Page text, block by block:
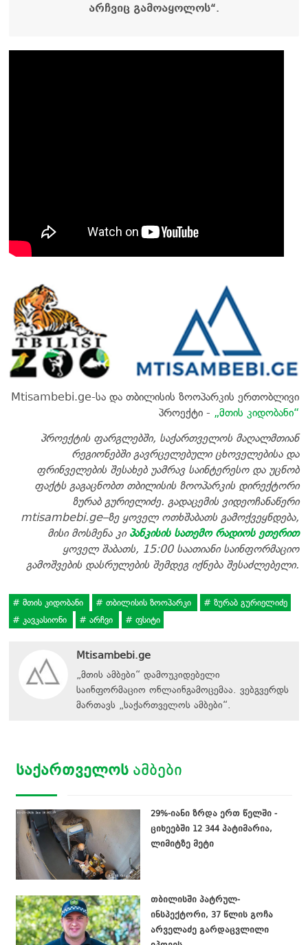
არჩვიც გამოაყოლოს“.
Mtisambebi.ge-სა და თბილისის ზოოპარკის ერთობლივი
პროექტი - „მთის კიდობანი“
პროექტის ფარგლებში, საქართველოს მაღალმთიან
რეგიონებში გავრცელებული ცხოველებისა და
ფრინველების შესახებ უამრავ საინტერესო და უცნობ
ფაქტს გაგაცნობთ თბილისის ზოოპარკის დირექტორი
ზურაბ გურიელიძე. გადაცემის ვიდეოჩანაწერი
mtisambebi.ge–ზე ყოველ ოთხშაბათს გამოქვეყნდება,
მისი მოსმენა კი პანკისის სათემო რადიოს ეთერით
ყოველ შაბათს, 15:00 საათიანი საინფორმაციო
გამოშვების დასრულების შემდეგ იქნება შესაძლებელი.
მთის კიდობანი თბილისის ზოოპარკი
ზურაბ გურიელიძე
კავკასიონი
არჩვი ფსიტი
Mtisambebi.ge
„მთის ამბები“ დამოუკიდებელი
საინფორმაციო ონლაინგამოცემაა. ვებგვერდს
მართავს „საქართველოს ამბები“.
ᲡᲐᲥᲐᲠᲗᲕᲔᲚᲝᲡ ᲐᲛᲑᲔᲑᲘ
29%-იანი ზრდა ერთ წელში -
ციხეებში 12 344 პატიმარია,
ლიმიტზე მეტი
თბილისში პატრულ-
ინსპექტორი, 37 წლის გოჩა
არველაძე გარდაცვლილი